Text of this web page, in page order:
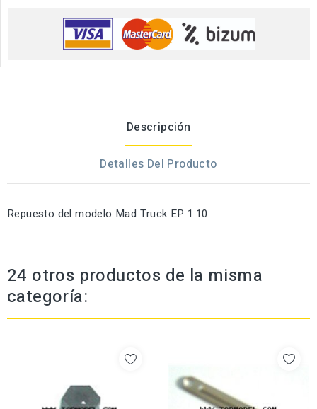
Descripción
Detalles Del Producto
Repuesto del modelo Mad Truck EP 1:10
24 otros productos de la misma
categoría: